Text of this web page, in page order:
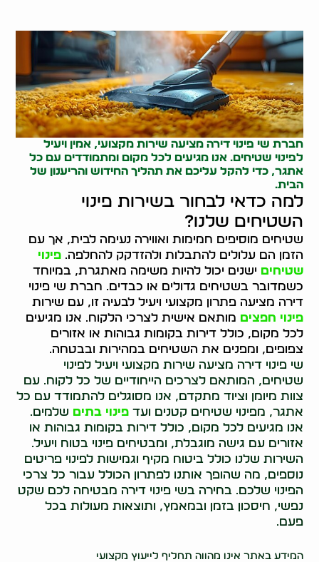
חברת שי פינוי דירה מציעה שירות מקצועי, אמין ויעיל
לפינוי שטיחים. אנו מגיעים לכל מקום ומתמודדים עם כל
אתגר, כדי להקל עליכם את תהליך החידוש והריענון של
הבית.
למה כדאי לבחור בשירות פינוי
השטיחים שלנו?
שטיחים מוסיפים חמימות ואווירה נעימה לבית, אך עם
הזמן הם עלולים להתבלות ולהזדקק להחלפה.פינוי
שטיחים ישנים יכול להיות משימה מאתגרת, במיוחד
כשמדובר בשטיחים גדולים או כבדים. חברת שי פינוי
דירה מציעה פתרון מקצועי ויעיל לבעיה זו, עם שירות
פינוי חפצים מותאם אישית לצרכי הלקוח. אנו מגיעים
לכל מקום, כולל דירות בקומות גבוהות או אזורים
צפופים, ומפנים את השטיחים במהירות ובבטחה.
שי פינוי דירה מציעה שירות מקצועי ויעיל לפינוי
שטיחים, המותאם לצרכים הייחודיים של כל לקוח. עם
צוות מיומן וציוד מתקדם, אנו מסוגלים להתמודד עם כל
אתגר, מפינוי שטיחים קטנים ועדפינוי בתים שלמים.
אנו מגיעים לכל מקום, כולל דירות בקומות גבוהות או
אזורים עם גישה מוגבלת, ומבטיחים פינוי בטוח ויעיל.
השירות שלנו כולל ביטוח מקיף וגמישות לפינוי פריטים
נוספים, מה שהופך אותנו לפתרון הכולל עבור כל צרכי
הפינוי שלכם. בחירה בשי פינוי דירה מבטיחה לכם שקט
נפשי, חיסכון בזמן ובמאמץ, ותוצאות מעולות בכל
פעם.
המידע באתר אינו מהווה תחליף לייעוץ מקצועי